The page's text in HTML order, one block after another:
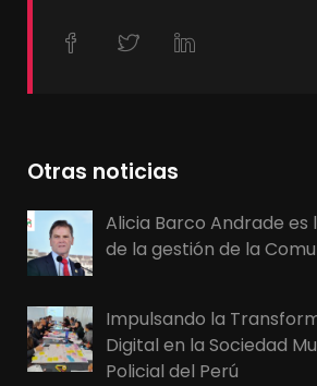
Otras noticias
Alicia Barco Andrade es
de la gestión de la
Impulsando la
Digital en la Sociedad
Policial del Perú